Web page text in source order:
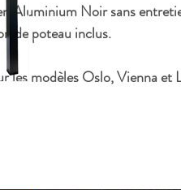
Aluminium Noir sans
de poteau inclus.
les modèles Oslo, Vienna et